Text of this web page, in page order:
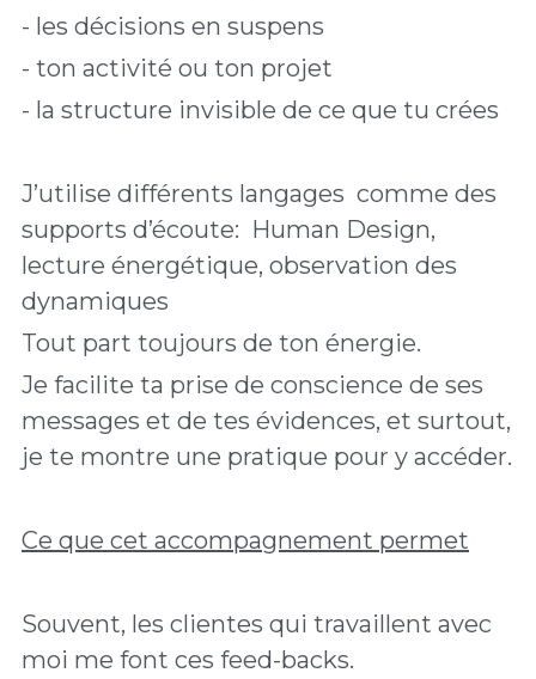
- les décisions en suspens
- ton activité ou ton projet
- la structure invisible de ce que tu crées
J’utilise différents langages  comme des
supports d’écoute:  Human Design,
lecture énergétique, observation des
dynamiques
Tout part toujours de ton énergie.
Je facilite ta prise de conscience de ses
messages et de tes évidences, et surtout,
Ce que cet accompagnement permet
Souvent, les clientes qui travaillent avec
moi me font ces feed-backs.